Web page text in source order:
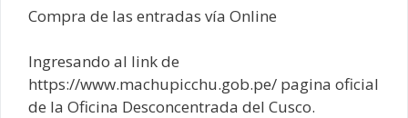
Compra de las entradas vía Online
Ingresando al link de
https://www.machupicchu.gob.pe/ pagina oficial
de la Oficina Desconcentrada del Cusco.